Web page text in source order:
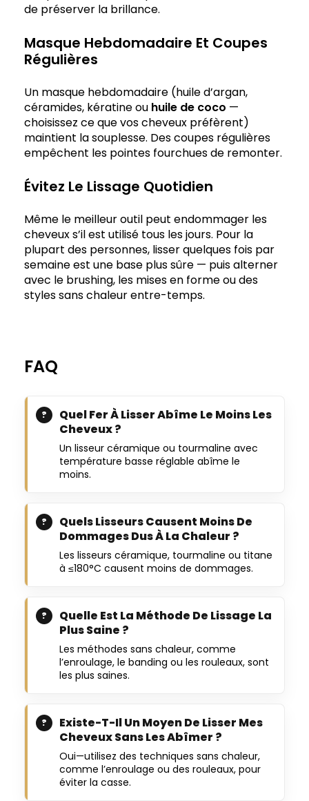
de préserver la brillance.
Masque Hebdomadaire Et Coupes
Régulières
Un masque hebdomadaire (huile d’argan,
céramides, kératine ou huile de coco —
choisissez ce que vos cheveux préfèrent)
maintient la souplesse. Des coupes régulières
empêchent les pointes fourchues de remonter.
Évitez Le Lissage Quotidien
Même le meilleur outil peut endommager les
cheveux s’il est utilisé tous les jours. Pour la
plupart des personnes, lisser quelques fois par
semaine est une base plus sûre — puis alterner
avec le brushing, les mises en forme ou des
styles sans chaleur entre-temps.
FAQ
Quel Fer À Lisser Abîme Le Moins Les
Cheveux ?
Un lisseur céramique ou tourmaline avec
température basse réglable abîme le
moins.
Quels Lisseurs Causent Moins De
Dommages Dus À La Chaleur ?
Les lisseurs céramique, tourmaline ou titane
à ≤180°C causent moins de dommages.
Quelle Est La Méthode De Lissage La
Plus Saine ?
Les méthodes sans chaleur, comme
l’enroulage, le banding ou les rouleaux, sont
les plus saines.
Existe-T-Il Un Moyen De Lisser Mes
Cheveux Sans Les Abîmer ?
Oui—utilisez des techniques sans chaleur,
comme l’enroulage ou des rouleaux, pour
éviter la casse.